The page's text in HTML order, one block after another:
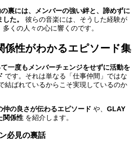
裏には、メンバーの強い絆と、諦めずに
た。
彼らの音楽には、そうした経験が
くの人々の心に響くのです。
係性がわかるエピソード集
一度もメンバーチェンジをせずに活動を
です。それは単なる「仕事仲間」ではな
結ばれているからこそ実現しているのか
仲の良さが伝わるエピソード や、 GLAY
関係性 を紹介します。
必見の裏話